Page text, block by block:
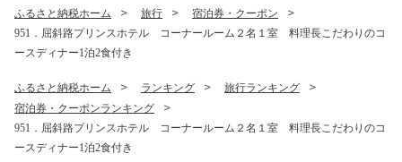
ふるさと納税ホーム 旅行
宿泊券・クーポン
951．屈斜路プリンスホテル コーナールーム２名１室 料理長こだわりのコ
ースディナー1泊2食付き
ふるさと納税ホーム ランキング
旅行ランキング
宿泊券・クーポンランキング
951．屈斜路プリンスホテル コーナールーム２名１室 料理長こだわりのコ
ースディナー1泊2食付き